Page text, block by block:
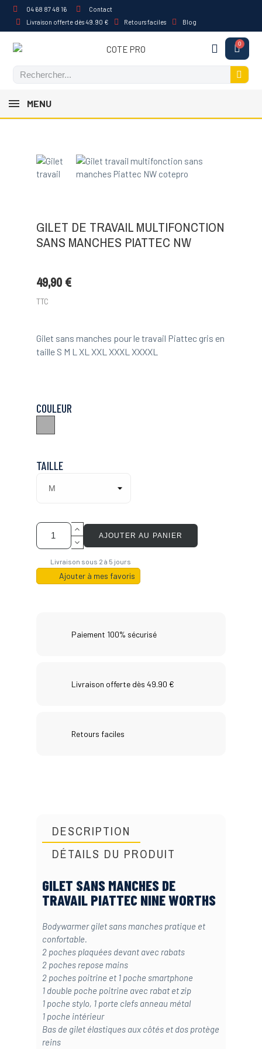
04 68 87 48 16
Contact
Livraison offerte dès 49.90 €
Retours faciles Blog
MENU
GILET DE TRAVAIL MULTIFONCTION
SANS MANCHES PIATTEC NW
49,90 €
TTC
Gilet sans manches pour le travail Piattec gris en
taille S M L XL XXL XXXL XXXXL
COULEUR
TAILLE
AJOUTER AU PANIER
Livraison sous 2 à 5 jours
Ajouter à mes favoris
Paiement 100% sécurisé
Livraison offerte dès 49.90 €
Retours faciles
DESCRIPTION
DÉTAILS DU PRODUIT
GILET SANS MANCHES DE
TRAVAIL PIATTEC NINE WORTHS
Bodywarmer gilet sans manches pratique et
confortable.
2 poches plaquées devant avec rabats
2 poches repose mains
2 poches poitrine et 1 poche smartphone
1 double poche poitrine avec rabat et zip
1 poche stylo, 1 porte clefs anneau métal
1 poche intérieur
Bas de gilet élastiques aux côtés et dos protège
reins